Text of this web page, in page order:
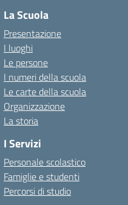
La Scuola
Presentazione
I luoghi
Le persone
I numeri della scuola
Le carte della scuola
Organizzazione
La storia
I Servizi
Personale scolastico
Famiglie e studenti
Percorsi di studio